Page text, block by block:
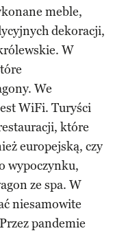
meble,
dekoracji,
W
We
WiFi. Turyści
które
europejską, czy
wypoczynku,
ze spa. W
niesamowite
pandemie